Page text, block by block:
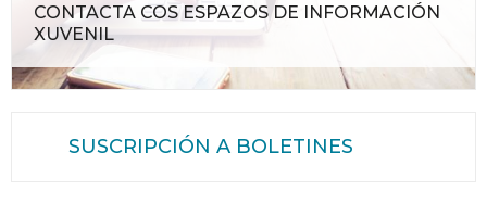
CONTACTA COS ESPAZOS DE INFORMACIÓN
XUVENIL
SUSCRIPCIÓN A BOLETINES